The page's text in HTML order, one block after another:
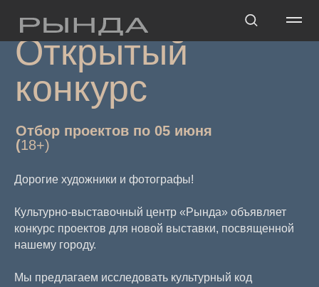
Отбор проектов по 05 июня
18+)
Открытый
конкурс
Дорогие художники и фотографы!
Культурно-выставочный центр «Рында» объявляет
конкурс проектов для новой выставки, посвященной
нашему городу.
Мы предлагаем исследовать культурный код